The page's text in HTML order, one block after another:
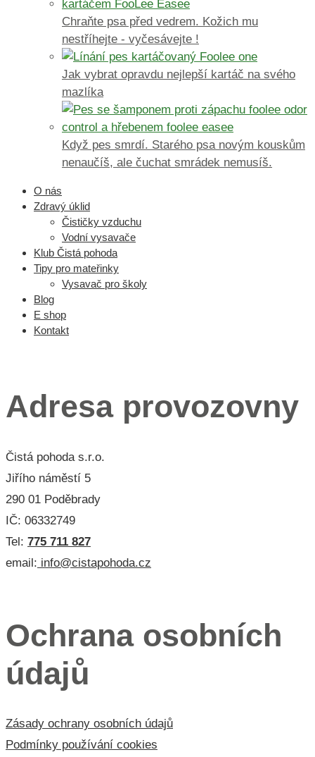
Chraňte psa před vedrem. Kožich mu
nestříhejte - vyčesávejte !
Jak vybrat opravdu nejlepší kartáč na svého
mazlíka
Když pes smrdí. Starého psa novým kouskům
nenaučíš, ale čuchat smrádek nemusíš.
O nás
Zdravý úklid
Čističky vzduchu
Vodní vysavače
Klub Čistá pohoda
Tipy pro mateřinky
Vysavač pro školy
Blog
E shop
Kontakt
Adresa provozovny
Čistá pohoda s.r.o.
Jiřího náměstí 5
290 01 Poděbrady
IČ: 06332749
Tel: 775 711 827
email: info@cistapohoda.cz
Ochrana osobních
údajů
Zásady ochrany osobních údajů
Podmínky používání cookies